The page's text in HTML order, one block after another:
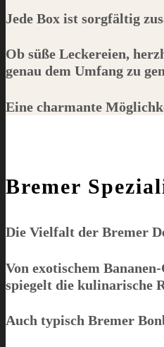
Jede Box ist sorgfältig
Ob süße Leckereien,
genau dem Umfang zu
Eine charmante
Bremer
Die Vielfalt der Bremer
Von exotischem
spiegelt die kulinarische
Auch typisch Bremer